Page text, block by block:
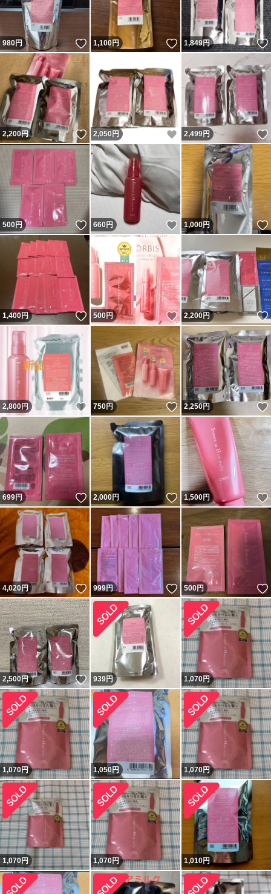
980円 いいね！
1,100円 いいね！
1,849円
2,200円 いいね！
2,050 円 いいね！
2,499円
500円 いいね！
660円 いいね！
1,000円
1,400円 いいね！
500円 いいね！
2,200円
2,800円 いいね！
750円 いいね！
2,250円
699円 いいね！
2,000円 いいね！
1,500円
4,020円 いいね！
999円 いいね！
500円
2,500円 いいね！
939円 1,070円
1,070円 1,050円 1,070円
1,070円 1,070円 1,010円